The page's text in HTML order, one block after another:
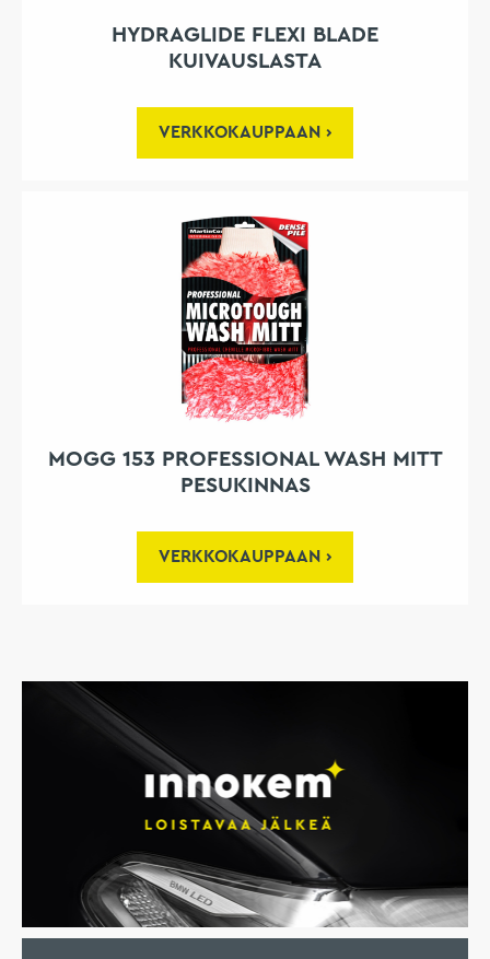
HYDRAGLIDE FLEXI BLADE
KUIVAUSLASTA
VERKKOKAUPPAAN
MOGG 153 PROFESSIONAL WASH MITT
PESUKINNAS
VERKKOKAUPPAAN